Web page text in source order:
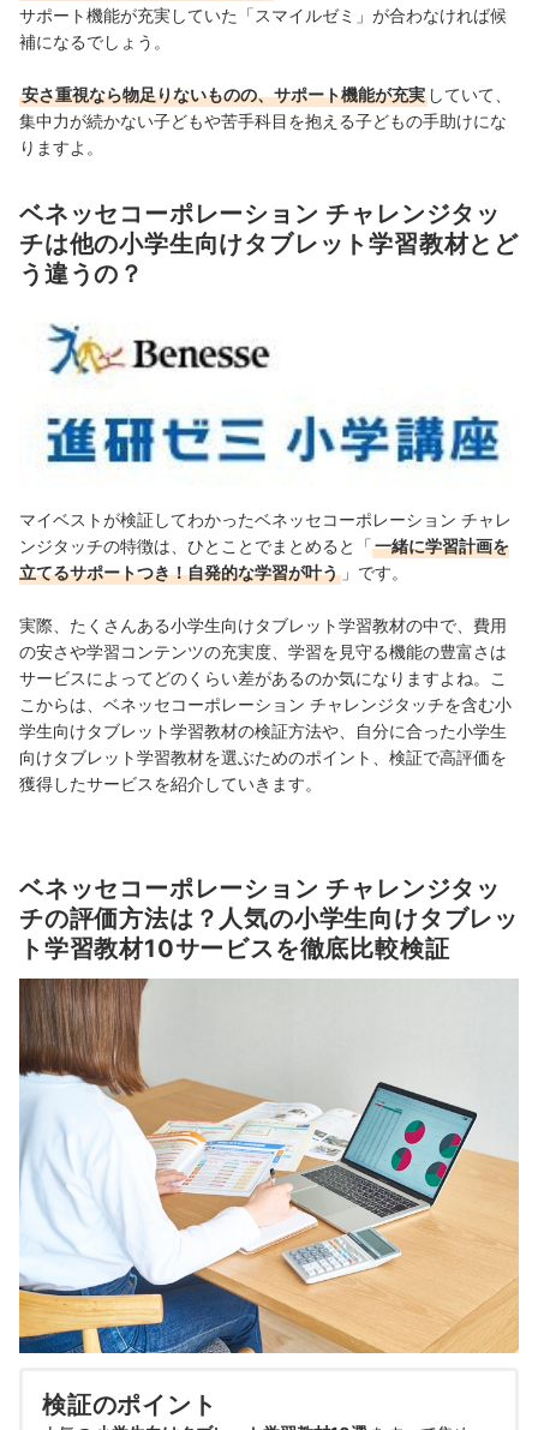
サポート機能が充実していた「スマイルゼミ」が合わなければ候
補になるでしょう。
安さ重視なら物足りないものの、サポート機能が充実 していて、
集中力が続かない子どもや苦手科目を抱える子どもの手助けにな
りますよ。
ベネッセコーポレーション チャレンジタッ
チは他の小学生向けタブレット学習教材とど
う違うの？
マイベストが検証してわかったベネッセコーポレーション チャレ
ンジタッチの特徴は、ひとことでまとめると「一緒に学習計画を
立てるサポートつき！自発的な学習が叶う 」です。
実際、たくさんある小学生向けタブレット学習教材の中で、費用
の安さや学習コンテンツの充実度、学習を見守る機能の豊富さは
サービスによってどのくらい差があるのか気になりますよね。こ
こからは、ベネッセコーポレーション チャレンジタッチを含む小
学生向けタブレット学習教材の検証方法や、自分に合った小学生
向けタブレット学習教材を選ぶためのポイント、検証で高評価を
獲得したサービスを紹介していきます。
ベネッセコーポレーション チャレンジタッ
チの評価方法は？人気の小学生向けタブレッ
ト学習教材10サービスを徹底比較検証
検証のポイント